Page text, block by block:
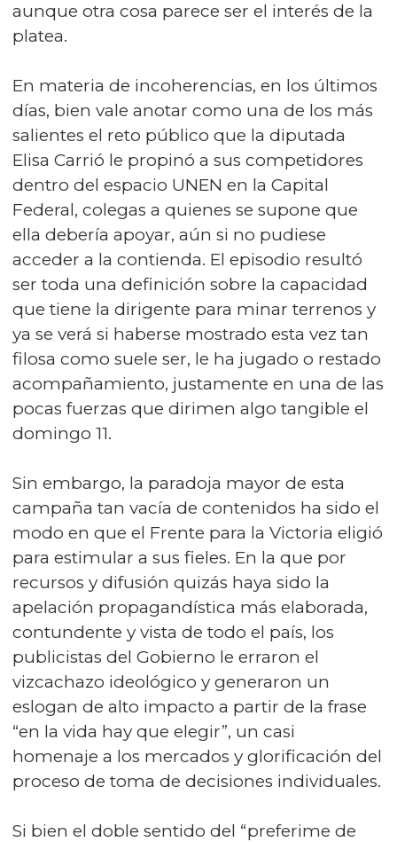
aunque otra cosa parece ser el interés de la
platea.
En materia de incoherencias, en los últimos
días, bien vale anotar como una de los más
salientes el reto público que la diputada
Elisa Carrió le propinó a sus competidores
dentro del espacio UNEN en la Capital
Federal, colegas a quienes se supone que
ella debería apoyar, aún si no pudiese
acceder a la contienda. El episodio resultó
ser toda una definición sobre la capacidad
que tiene la dirigente para minar terrenos y
ya se verá si haberse mostrado esta vez tan
filosa como suele ser, le ha jugado o restado
acompañamiento, justamente en una de las
pocas fuerzas que dirimen algo tangible el
domingo 11.
Sin embargo, la paradoja mayor de esta
campaña tan vacía de contenidos ha sido el
modo en que el Frente para la Victoria eligió
para estimular a sus fieles. En la que por
recursos y difusión quizás haya sido la
apelación propagandística más elaborada,
contundente y vista de todo el país, los
publicistas del Gobierno le erraron el
vizcachazo ideológico y generaron un
eslogan de alto impacto a partir de la frase
“en la vida hay que elegir”, un casi
homenaje a los mercados y glorificación del
proceso de toma de decisiones individuales.
Si bien el doble sentido del “preferime de